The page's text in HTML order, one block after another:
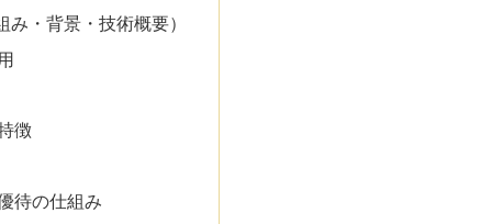
み・背景・技術概要）
徴
待の仕組み